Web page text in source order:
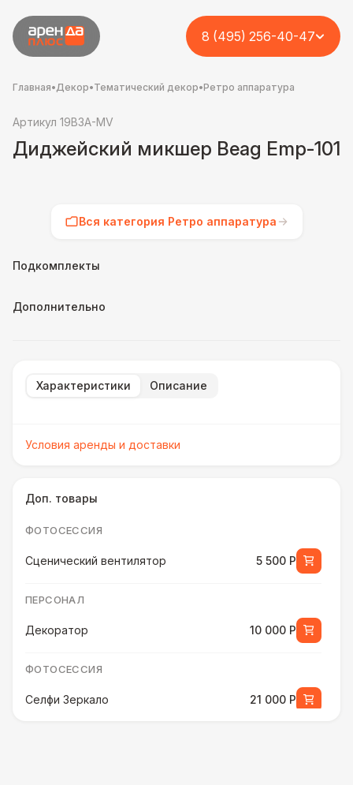
8 (495) 256-40-47
Главная•Декор•Тематический декор•Ретро аппаратура
Артикул 19B3A-MV
Диджейский микшер Beag Emp-101
Вся категория Ретро аппаратура
Подкомплекты
Дополнительно
Характеристики Описание
Условия аренды и доставки
Доп. товары
ФОТОСЕССИЯ
Сценический вентилятор 5 500 Р
ПЕРСОНАЛ
Декоратор 10 000 Р
ФОТОСЕССИЯ
Селфи Зеркало 21 000 Р